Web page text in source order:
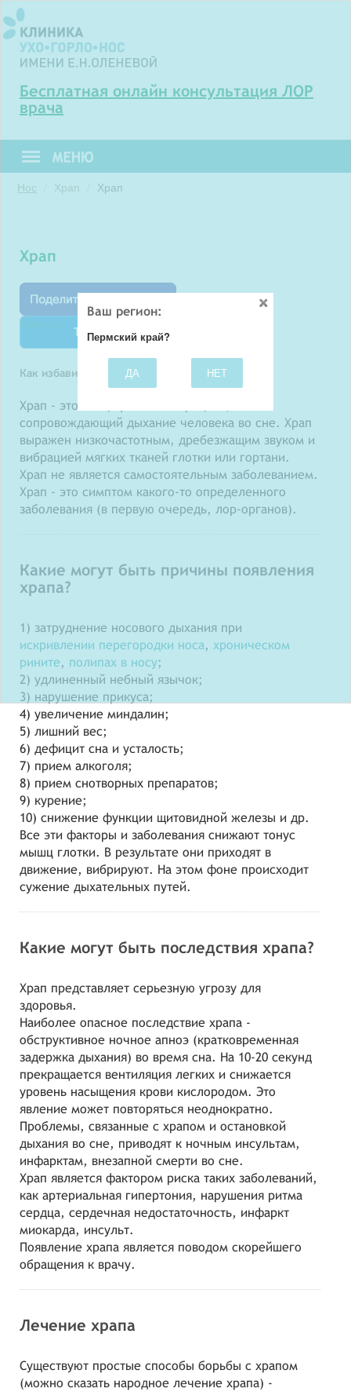
Бесплатная онлайн консультация ЛОР
врача
Нос Храп Храп
Храп
Твитнуть
Как избавиться от храпа? Лечение храпа
Храп - это специфический процесс,
сопровождающий дыхание человека во сне. Храп
выражен низкочастотным, дребезжащим звуком и
вибрацией мягких тканей глотки или гортани.
Храп не является самостоятельным заболеванием.
Храп - это симптом какого-то определенного
заболевания (в первую очередь, лор-органов).
Какие могут быть причины появления
храпа?
1) затруднение носового дыхания при
искривлении перегородки носа, хроническом
рините, полипах в носу;
2) удлиненный небный язычок;
3) нарушение прикуса;
4) увеличение миндалин;
5) лишний вес;
6) дефицит сна и усталость;
7) прием алкоголя;
8) прием снотворных препаратов;
9) курение;
10) снижение функции щитовидной железы и др.
Все эти факторы и заболевания снижают тонус
мышц глотки. В результате они приходят в
движение, вибрируют. На этом фоне происходит
сужение дыхательных путей.
Какие могут быть последствия храпа?
Храп представляет серьезную угрозу для
здоровья.
Наиболее опасное последствие храпа -
обструктивное ночное апноэ (кратковременная
задержка дыхания) во время сна. На 10-20 секунд
прекращается вентиляция легких и снижается
уровень насыщения крови кислородом. Это
явление может повторяться неоднократно.
Проблемы, связанные с храпом и остановкой
дыхания во сне, приводят к ночным инсультам,
инфарктам, внезапной смерти во сне.
Храп является фактором риска таких заболеваний,
как артериальная гипертония, нарушения ритма
сердца, сердечная недостаточность, инфаркт
миокарда, инсульт.
Появление храпа является поводом скорейшего
обращения к врачу.
Лечение храпа
Существуют простые способы борьбы с храпом
(можно сказать народное лечение храпа) -
Ваш регион:
Пермский край?
ДА НЕТ